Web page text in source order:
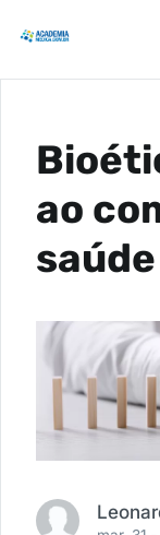
ao
saúde